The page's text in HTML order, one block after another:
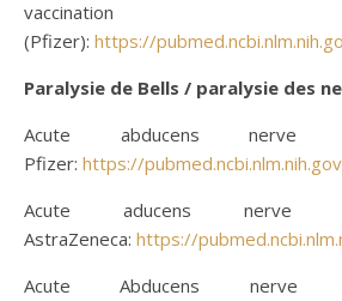
vaccination
(Pfizer): https://
Paralysie de Bells / paralysie des
Acute abducens nerve
Pfizer: https://
Acute aducens nerve
AstraZeneca: https://
Acute Abducens nerve